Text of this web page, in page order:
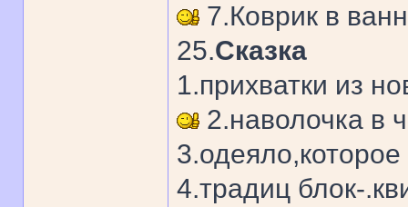
7.Коврик в
25.Сказка
1.прихватки из
2.наволочка в
3.одеяло,которое
4.традиц блок-